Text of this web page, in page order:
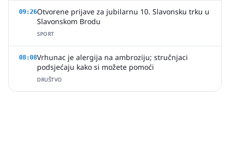
09:26Otvorene prijave za jubilarnu 10. Slavonsku trku u
Slavonskom Brodu
SPORT
08:08Vrhunac je alergija na ambroziju; stručnjaci
podsjećaju kako si možete pomoći
DRUŠTVO